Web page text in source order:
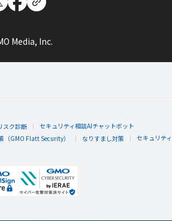
Media, Inc.
スク診断
セキュリティ相談AIチャットボット
（GMO Flatt Security） なりすまし対策 セキュリテ